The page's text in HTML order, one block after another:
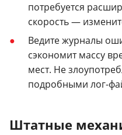
потребуется
скорость —
Ведите журналы
сэкономит массу
мест. Не
подробными лог-
Штатные